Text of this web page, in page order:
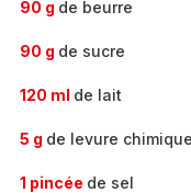
90 g de beurre
90 g de sucre
120 ml de lait
5 g de levure chimique
1 pincée de sel